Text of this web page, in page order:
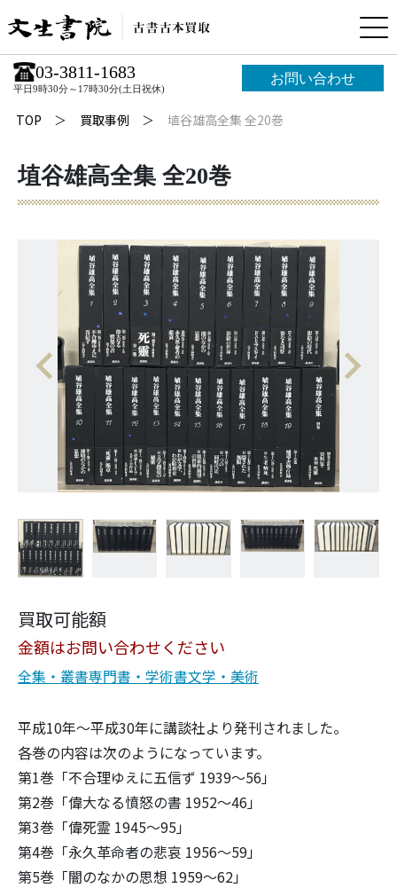
03-3811-1683
平日9時30分～17時30分(土日祝休)
お問い合わせ
TOP 買取事例 埴谷雄高全集 全20巻
埴谷雄高全集 全20巻
買取可能額
金額はお問い合わせください
全集・叢書専門書・学術書文学・美術
平成10年～平成30年に講談社より発刊されました。
各巻の内容は次のようになっています。
第1巻「不合理ゆえに五信ず 1939〜56」
第2巻「偉大なる憤怒の書 1952～46」
第3巻「偉死霊 1945～95」
第4巻「永久革命者の悲哀 1956～59」
第5巻「闇のなかの思想 1959～62」